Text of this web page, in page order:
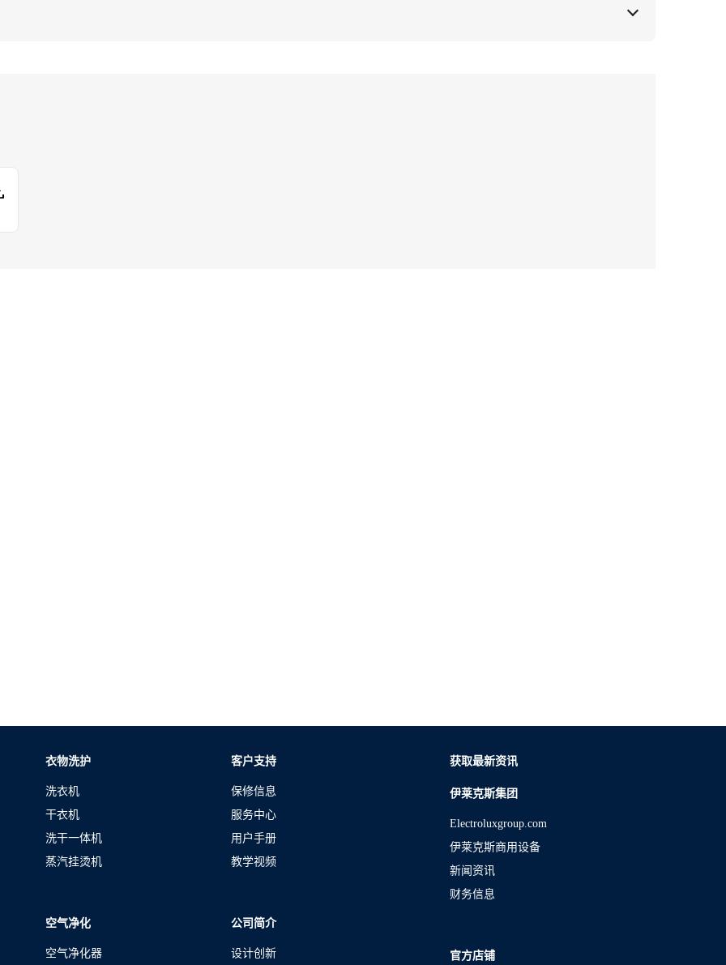
衣物洗护
洗衣机
干衣机
洗干一体机
蒸汽挂烫机
空气净化
空气净化器
客户支持
保修信息
服务中心
用户手册
教学视频
公司简介
设计创新
获取最新资讯
伊莱克斯集团
Electroluxgroup.com
伊莱克斯商用设备
新闻资讯
财务信息
官方店铺